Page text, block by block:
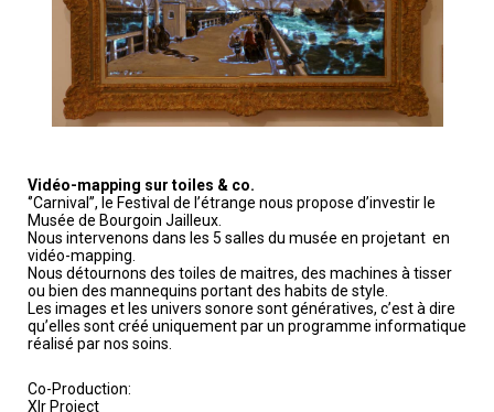
Vidéo-mapping sur toiles & co.
‘’Carnival’’, le Festival de l’étrange nous propose d’investir le
Musée de Bourgoin Jailleux.
Nous intervenons dans les 5 salles du musée en projetant en
vidéo-mapping.
Nous détournons des toiles de maitres, des machines à tisser
ou bien des mannequins portant des habits de style.
Les images et les univers sonore sont génératives, c’est à dire
qu’elles sont créé uniquement par un programme informatique
réalisé par nos soins.
Co-Production:
Xlr Project